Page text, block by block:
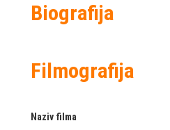
Biografija
Filmografija
Naziv filma